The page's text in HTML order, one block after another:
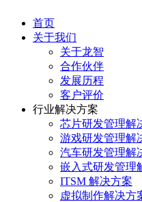
首页
关于我们
关于龙智
合作伙伴
发展历程
客户评价
行业解决方案
芯片研发管理解
游戏研发管理解
汽车研发管理解
嵌入式研发管理
ITSM 解决方案
虚拟制作解决方